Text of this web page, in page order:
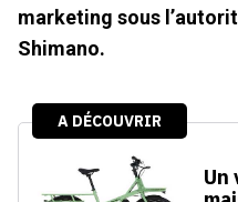
marketing sous
Shimano.